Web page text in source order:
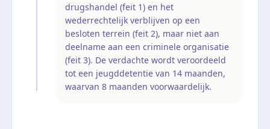
drugshandel (feit 1) en het
wederrechtelijk verblijven op een
besloten terrein (feit 2), maar niet aan
deelname aan een criminele organisatie
(feit 3). De verdachte wordt veroordeeld
tot een jeugddetentie van 14 maanden,
waarvan 8 maanden voorwaardelijk.